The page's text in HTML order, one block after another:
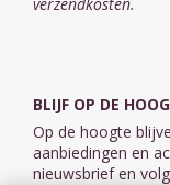
BLIJF OP DE
Op de hoogte
aanbiedingen en
nieuwsbrief en